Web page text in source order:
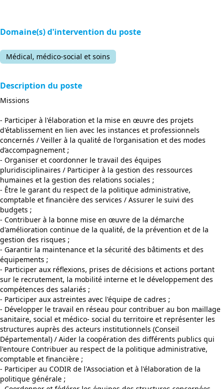
Domaine(s) d'intervention du poste
Médical, médico-social et soins
Description du poste
Missions
- Participer à l'élaboration et la mise en œuvre des projets
d'établissement en lien avec les instances et professionnels
concernés / Veiller à la qualité de l'organisation et des modes
d’accompagnement ;
- Organiser et coordonner le travail des équipes
pluridisciplinaires / Participer à la gestion des ressources
humaines et la gestion des relations sociales ;
- Être le garant du respect de la politique administrative,
comptable et financière des services / Assurer le suivi des
budgets ;
- Contribuer à la bonne mise en œuvre de la démarche
d'amélioration continue de la qualité, de la prévention et de la
gestion des risques ;
- Garantir la maintenance et la sécurité des bâtiments et des
équipements ;
- Participer aux réflexions, prises de décisions et actions portant
sur le recrutement, la mobilité interne et le développement des
compétences des salariés ;
- Participer aux astreintes avec l'équipe de cadres ;
- Développer le travail en réseau pour contribuer au bon maillage
sanitaire, social et médico- social du territoire et représenter les
structures auprès des acteurs institutionnels (Conseil
Départemental) / Aider la coopération des différents publics qui
l'entoure Contribuer au respect de la politique administrative,
comptable et financière ;
- Participer au CODIR de l'Association et à l'élaboration de la
politique générale ;